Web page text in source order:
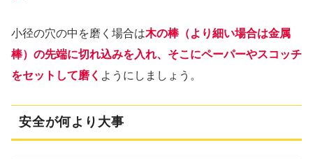
小径の穴の中を磨く場合は木の棒（より細い場合は金属
棒）の先端に切れ込みを入れ、そこにペーパーやスコッチ
をセットして磨く ようにしましょう。
安全が何より大事